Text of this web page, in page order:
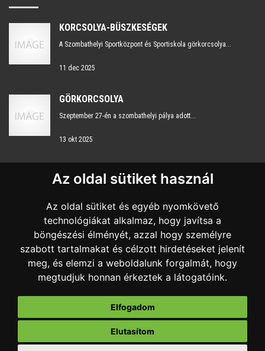
Az oldal sütiket használ
Az oldal sütiket és egyéb nyomkövető
technológiákat alkalmaz, hogy javítsa a
böngészési élményét, azzal hogy személyre
szabott tartalmakat és célzott hirdetéseket jelenít
meg, és elemzi a weboldalunk forgalmát, hogy
megtudjuk honnan érkeztek a látogatóink.
Elfogadom
Elutasítom
KORCSOLYA-BÜSZKESÉGEK
A Szombathelyi Sportközpont és Sportiskola görkorcsolya...
11 dec 2025
GÖRKORCSOLYA
Szeptember 27-én a szombathelyi pálya adott...
13 okt 2025
KAPCSOLAT
Nyitvatartás: H-P 8:00 - 16:00
+36 20 959 7483
sportkozpont@szombathelysport.hu
9700 Szombathely, Sugár út 18.
Adatvédelmi tájékoztató
© Szombathelyi Sportközpont és Sportiskola Nonpr. Kft. | Minden jog fenntarva. |